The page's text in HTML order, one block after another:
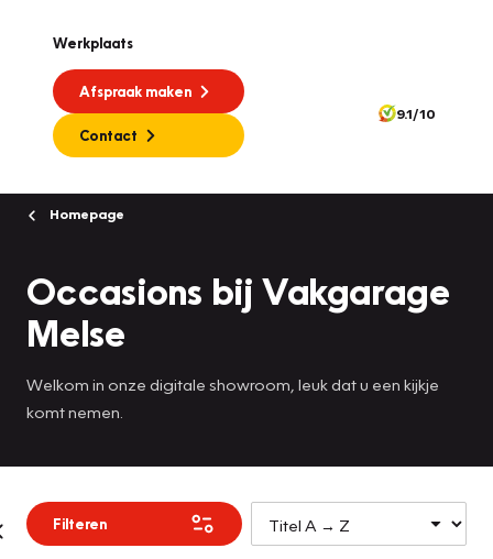
Werkplaats
Afspraak maken
Contact
9.1/10
Homepage
Occasions bij Vakgarage
Melse
Welkom in onze digitale showroom, leuk dat u een kijkje
komt nemen.
Filteren